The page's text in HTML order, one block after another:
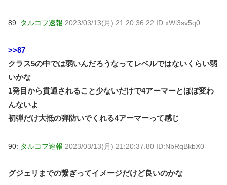
89: タルコフ速報 2023/03/13(月) 21:20:36.22 ID:xWi3sv5q0
>>87
クラス5の中では弱いんだろうなってレベルではないくらい弱
いかな
1発目から貫通されること少ないだけで4アーマーとほぼ変わ
んないよ
初弾だけ大抵の弾防いでくれる4アーマーって感じ
90: タルコフ速報 2023/03/13(月) 21:20:37.80 ID:NbRqBkbX0
グジェリまでの繋ぎってイメージだけど良いのかな